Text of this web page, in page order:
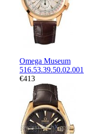
Omega Museum
516.53.39.50.02.001
€413